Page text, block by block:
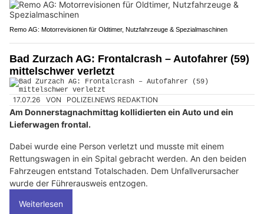
Remo AG: Motorrevisionen für Oldtimer, Nutzfahrzeuge & Spezialmaschinen
Bad Zurzach AG: Frontalcrash – Autofahrer (59)
mittelschwer verletzt
17.07.26 VON POLIZEI.NEWS REDAKTION
Am Donnerstagnachmittag kollidierten ein Auto und ein
Lieferwagen frontal.
Dabei wurde eine Person verletzt und musste mit einem
Rettungswagen in ein Spital gebracht werden. An den beiden
Fahrzeugen entstand Totalschaden. Dem Unfallverursacher
wurde der Führerausweis entzogen.
Weiterlesen